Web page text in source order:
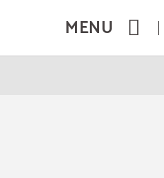
MENU